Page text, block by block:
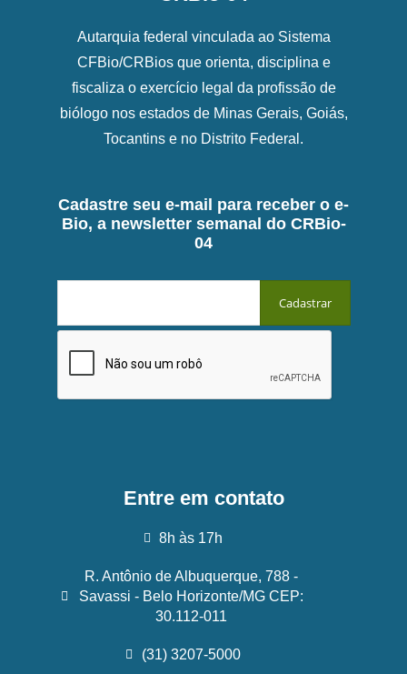
Autarquia federal vinculada ao Sistema
CFBio/CRBios que orienta, disciplina e
fiscaliza o exercício legal da profissão de
biólogo nos estados de Minas Gerais, Goiás,
Tocantins e no Distrito Federal.
Cadastre seu e-mail para receber o e-
Bio, a newsletter semanal do CRBio-
04
Entre em contato
8h às 17h
R. Antônio de Albuquerque, 788 -
Savassi - Belo Horizonte/MG CEP:
30.112-011
(31) 3207-5000